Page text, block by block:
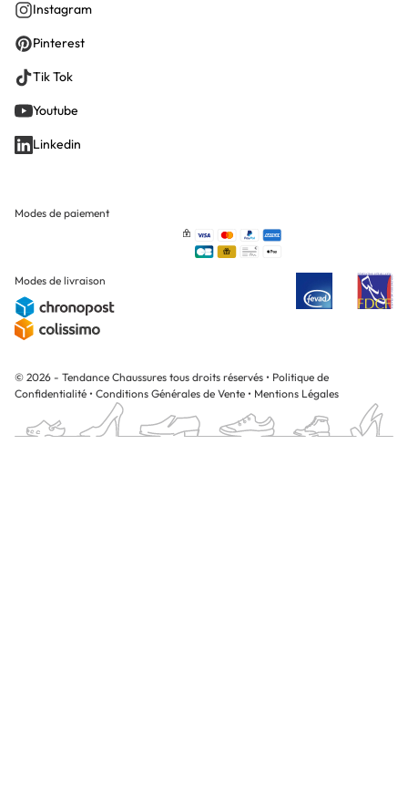
Instagram
Pinterest
Tik Tok
Youtube
Linkedin
Modes de paiement
Modes de livraison
© 2026 - Tendance Chaussures tous droits réservés • Politique de
Confidentialité • Conditions Générales de Vente • Mentions Légales